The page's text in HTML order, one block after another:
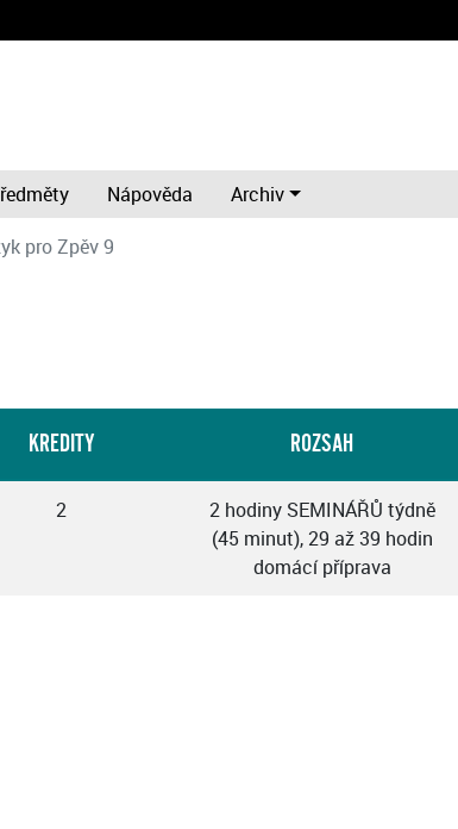
Nápověda
Archiv
pro Zpěv 9
KREDITY ROZSAH
2
2 hodiny SEMINÁŘŮ týdně
(45 minut), 29 až 39 hodin
domácí příprava